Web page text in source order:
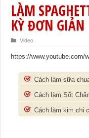
LÀM
KỲ ĐƠN GIẢN
Video
https://www.youtube.com/
Cách làm sữa
Cách làm Sốt
Cách làm kim chi